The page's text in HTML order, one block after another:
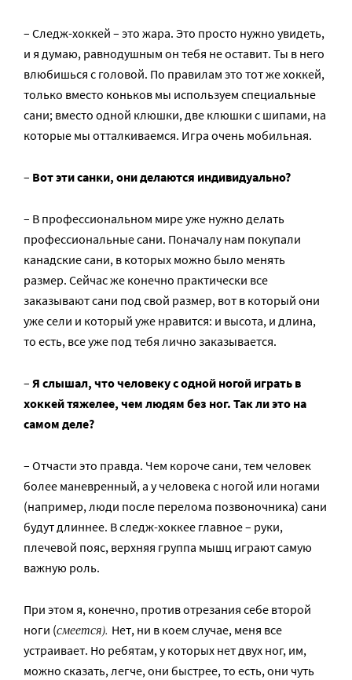
– Следж-хоккей – это жара. Это просто нужно увидеть,
и я думаю, равнодушным он тебя не оставит. Ты в него
влюбишься с головой. По правилам это тот же хоккей,
только вместо коньков мы используем специальные
сани; вместо одной клюшки, две клюшки с шипами, на
которые мы отталкиваемся. Игра очень мобильная.
– Вот эти санки, они делаются индивидуально?
– В профессиональном мире уже нужно делать
профессиональные сани. Поначалу нам покупали
канадские сани, в которых можно было менять
размер. Сейчас же конечно практически все
заказывают сани под свой размер, вот в который они
уже сели и который уже нравится: и высота, и длина,
то есть, все уже под тебя лично заказывается.
– Я слышал, что человеку с одной ногой играть в
хоккей тяжелее, чем людям без ног. Так ли это на
самом деле?
– Отчасти это правда. Чем короче сани, тем человек
более маневренный, а у человека с ногой или ногами
(например, люди после перелома позвоночника) сани
будут длиннее. В следж-хоккее главное – руки,
плечевой пояс, верхняя группа мышц играют самую
важную роль.
При этом я, конечно, против отрезания себе второй
ноги (смеется). Нет, ни в коем случае, меня все
устраивает. Но ребятам, у которых нет двух ног, им,
можно сказать, легче, они быстрее, то есть, они чуть